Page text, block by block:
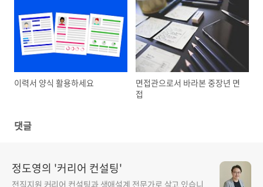
이력서 양식 활용하세요
면접관으로서 바라본 중장년 면
접
댓글
정도영의 '커리어 컨설팅'
전직지원 커리어 컨설팅과 생애설계 전문가로 살고 있습니